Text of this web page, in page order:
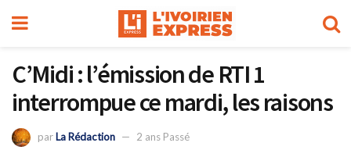
C’Midi : l’émission de RTI 1
interrompue ce mardi, les raisons
parLa Rédaction 2 ans Passé